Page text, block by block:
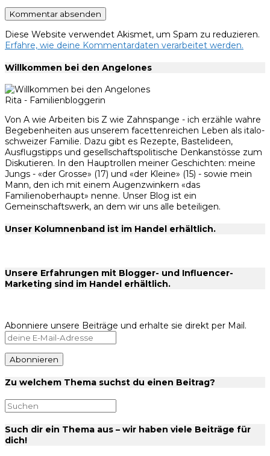
Diese Website verwendet Akismet, um Spam zu reduzieren.
Erfahre, wie deine Kommentardaten verarbeitet werden.
Willkommen bei den Angelones
Rita - Familienbloggerin
Von A wie Arbeiten bis Z wie Zahnspange - ich erzähle wahre
Begebenheiten aus unserem facettenreichen Leben als italo-
schweizer Familie. Dazu gibt es Rezepte, Bastelideen,
Ausflugstipps und gesellschaftspolitische Denkanstösse zum
Diskutieren. In den Hauptrollen meiner Geschichten: meine
Jungs - «der Grosse» (17) und «der Kleine» (15) - sowie mein
Mann, den ich mit einem Augenzwinkern «das
Familienoberhaupt» nenne. Unser Blog ist ein
Gemeinschaftswerk, an dem wir uns alle beteiligen.
Unser Kolumnenband ist im Handel erhältlich.
Unsere Erfahrungen mit Blogger- und Influencer-
Marketing sind im Handel erhältlich.
Abonniere unsere Beiträge und erhalte sie direkt per Mail.
Zu welchem Thema suchst du einen Beitrag?
Such dir ein Thema aus – wir haben viele Beiträge für
dich!